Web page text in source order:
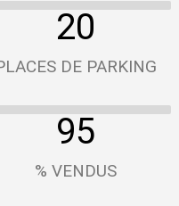
DE PARKING
20
% VENDUS
95